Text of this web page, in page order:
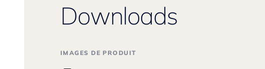
Downloads
IMAGES DE PRODUIT